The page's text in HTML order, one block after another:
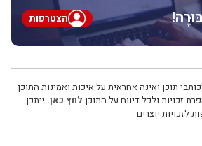
הצטרפות
תוכן ואינה אחראית על איכות ואמינות התוכן
זכויות ולכל דיווח על התוכן לחץ כאן. ייתכן
לזכויות יוצרים